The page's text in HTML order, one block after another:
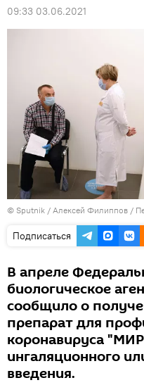
09:33 03.06.2021
© Sputnik / Алексей Филиппов /
Подписаться
В апреле
биологическое
сообщило о
препарат для
коронавируса
ингаляционного
введения.